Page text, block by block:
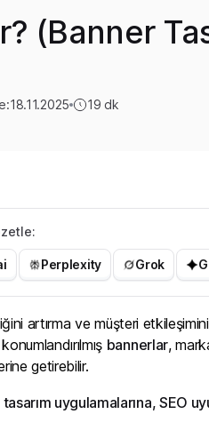
(Banner
18.11.2025 19 dk
Perplexity Grok
artırma ve müşteri
bannerlar,
getirebilir.
uygulamalarına, SEO